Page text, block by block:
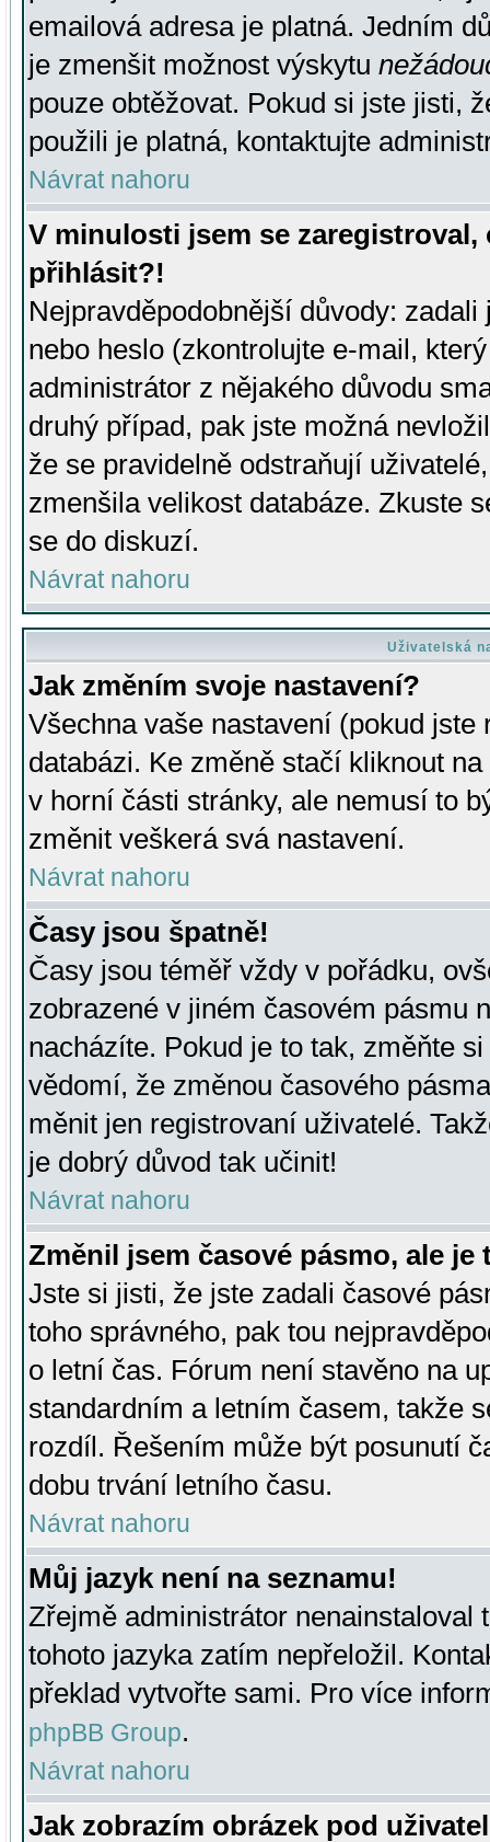
emailová adresa je platná. Jedním
je zmenšit možnost výskytu
pouze obtěžovat. Pokud si jste jisti,
použili je platná, kontaktujte
Návrat nahoru
V minulosti jsem se
přihlásit?!
Nejpravděpodobnější důvody:
nebo heslo (zkontrolujte e-mail,
administrátor z nějakého důvodu
druhý případ, pak jste možná
že se pravidelně odstraňují
zmenšila velikost databáze. Zkuste
se do diskuzí.
Návrat nahoru
Uživatelská
Jak změním svoje nastavení?
Všechna vaše nastavení (pokud
databázi. Ke změně stačí kliknout
v horní části stránky, ale nemusí to
změnit veškerá svá nastavení.
Návrat nahoru
Časy jsou špatně!
Časy jsou téměř vždy v pořádku,
zobrazené v jiném časovém pásmu
nacházíte. Pokud je to tak, změňte
vědomí, že změnou časového
měnit jen registrovaní uživatelé.
je dobrý důvod tak učinit!
Návrat nahoru
Změnil jsem časové pásmo, ale je
Jste si jisti, že jste zadali časové
toho správného, pak tou
o letní čas. Fórum není stavěno na
standardním a letním časem, takže
rozdíl. Řešením může být posunutí
dobu trvání letního času.
Návrat nahoru
Můj jazyk není na seznamu!
Zřejmě administrátor nenainstaloval
tohoto jazyka zatím nepřeložil.
překlad vytvořte sami. Pro více
phpBB Group.
Návrat nahoru
Jak zobrazím obrázek pod